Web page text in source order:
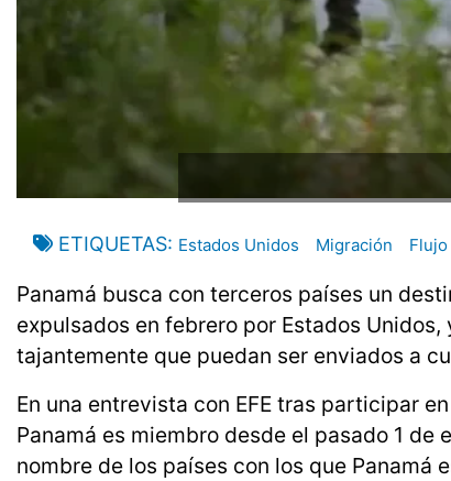
ETIQUETAS Estados Unidos Migración
Panamá busca con terceros países un
expulsados en febrero por Estados
tajantemente que puedan ser enviados a
En una entrevista con EFE tras participar
Panamá es miembro desde el pasado 1
nombre de los países con los que